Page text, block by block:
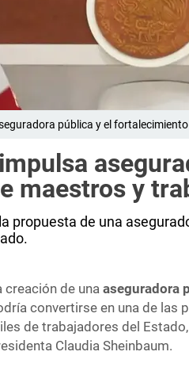
pública y el
maestros y
propuesta de una
creación de unaaseguradora
convertirse en una de las
de trabajadores del
Claudia Sheinbaum.